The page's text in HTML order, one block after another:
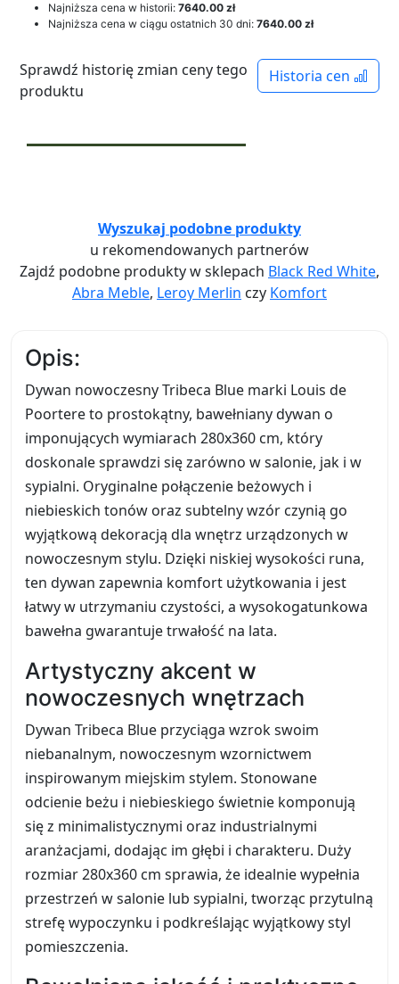
Najniższa cena w historii: 7640.00 zł
Najniższa cena w ciągu ostatnich 30 dni: 7640.00 zł
Historia cen
Sprawdź historię zmian ceny tego
produktu
Wyszukaj podobne produkty
u rekomendowanych partnerów
Zajdź podobne produkty w sklepach Black Red White,
Abra Meble, Leroy Merlin czy Komfort
Opis:
Dywan nowoczesny Tribeca Blue marki Louis de
Poortere to prostokątny, bawełniany dywan o
imponujących wymiarach 280x360 cm, który
doskonale sprawdzi się zarówno w salonie, jak i w
sypialni. Oryginalne połączenie beżowych i
niebieskich tonów oraz subtelny wzór czynią go
wyjątkową dekoracją dla wnętrz urządzonych w
nowoczesnym stylu. Dzięki niskiej wysokości runa,
ten dywan zapewnia komfort użytkowania i jest
łatwy w utrzymaniu czystości, a wysokogatunkowa
bawełna gwarantuje trwałość na lata.
Artystyczny akcent w
nowoczesnych wnętrzach
Dywan Tribeca Blue przyciąga wzrok swoim
niebanalnym, nowoczesnym wzornictwem
inspirowanym miejskim stylem. Stonowane
odcienie beżu i niebieskiego świetnie komponują
się z minimalistycznymi oraz industrialnymi
aranżacjami, dodając im głębi i charakteru. Duży
rozmiar 280x360 cm sprawia, że idealnie wypełnia
przestrzeń w salonie lub sypialni, tworząc przytulną
strefę wypoczynku i podkreślając wyjątkowy styl
pomieszczenia.